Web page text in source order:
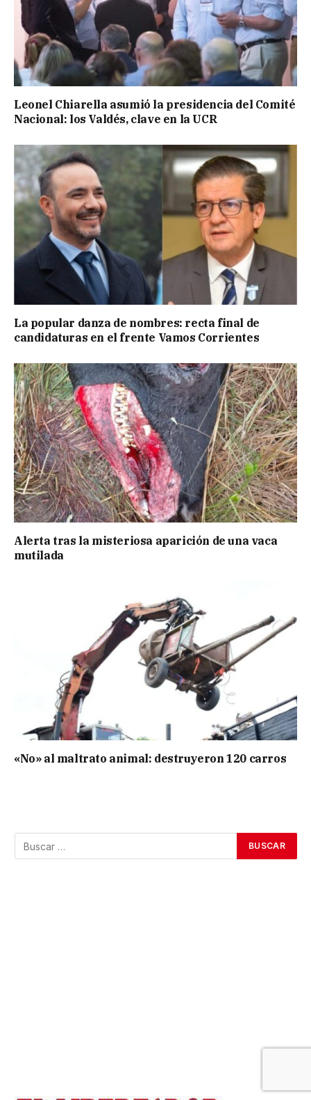
Leonel Chiarella asumió la presidencia del Comité
Nacional: los Valdés, clave en la UCR
La popular danza de nombres: recta final de
candidaturas en el frente Vamos Corrientes
Alerta tras la misteriosa aparición de una vaca
mutilada
«No» al maltrato animal: destruyeron 120 carros